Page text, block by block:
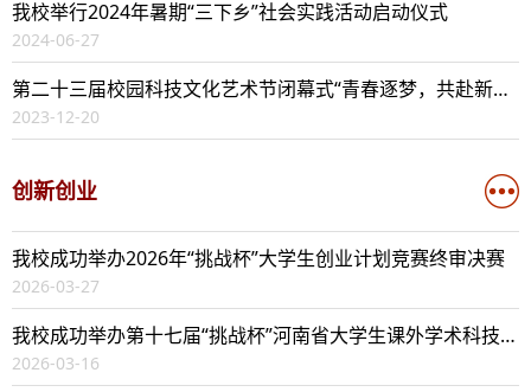
我校举行2024年暑期“三下乡”社会实践活动启动仪式
2024-06-27
第二十三届校园科技文化艺术节闭幕式“青春逐梦，共赴新程”文艺汇演...
2023-12-20
创新创业
我校成功举办2026年“挑战杯”大学生创业计划竞赛终审决赛
2026-03-27
我校成功举办第十七届“挑战杯”河南省大学生课外学术科技作品竞赛表...
2026-03-16